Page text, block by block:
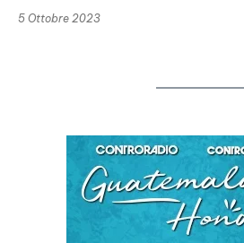
5 Ottobre 2023